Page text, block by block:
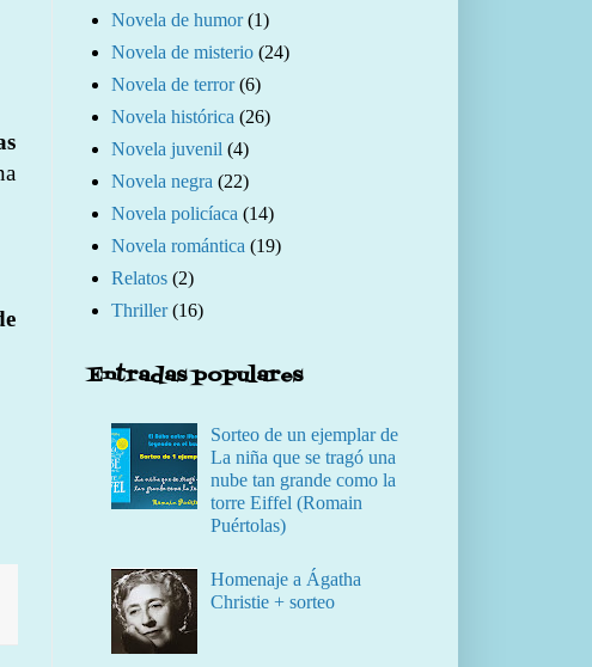
Novela de humor (1)
Novela de misterio (24)
Novela de terror (6)
Novela histórica (26)
Novela juvenil (4)
Novela negra (22)
Novela policíaca (14)
Novela romántica (19)
Relatos (2)
Thriller (16)
Entradas populares
Sorteo de un ejemplar de
La niña que se tragó una
nube tan grande como la
torre Eiffel (Romain
Puértolas)
Homenaje a Ágatha
Christie + sorteo